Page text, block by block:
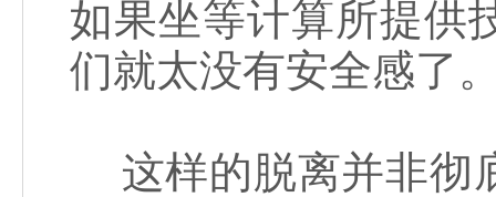
如果坐等计算所提供
们就太没有安全感了
这样的脱离并非彻